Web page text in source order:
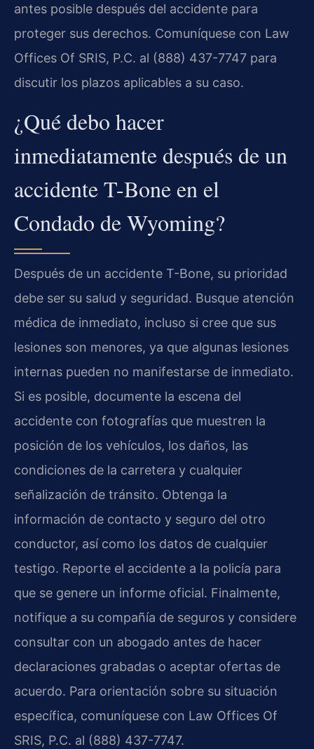
antes posible después del accidente para
proteger sus derechos. Comuníquese con Law
Offices Of SRIS, P.C. al (888) 437-7747 para
discutir los plazos aplicables a su caso.
¿Qué debo hacer
inmediatamente después de un
accidente T-Bone en el
Condado de Wyoming?
Después de un accidente T-Bone, su prioridad
debe ser su salud y seguridad. Busque atención
médica de inmediato, incluso si cree que sus
lesiones son menores, ya que algunas lesiones
internas pueden no manifestarse de inmediato.
Si es posible, documente la escena del
accidente con fotografías que muestren la
posición de los vehículos, los daños, las
condiciones de la carretera y cualquier
señalización de tránsito. Obtenga la
información de contacto y seguro del otro
conductor, así como los datos de cualquier
testigo. Reporte el accidente a la policía para
que se genere un informe oficial. Finalmente,
notifique a su compañía de seguros y considere
consultar con un abogado antes de hacer
declaraciones grabadas o aceptar ofertas de
acuerdo. Para orientación sobre su situación
específica, comuníquese con Law Offices Of
SRIS, P.C. al (888) 437-7747.